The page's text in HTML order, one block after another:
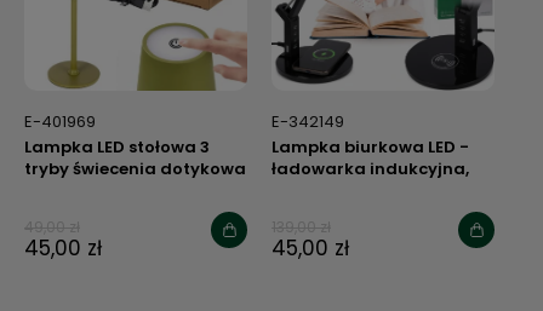
E-401969
Lampka LED stołowa 3
tryby świecenia dotykowa
45,00 zł
E-342149
Lampka biurkowa LED -
ładowarka indukcyjna,
45,00 zł